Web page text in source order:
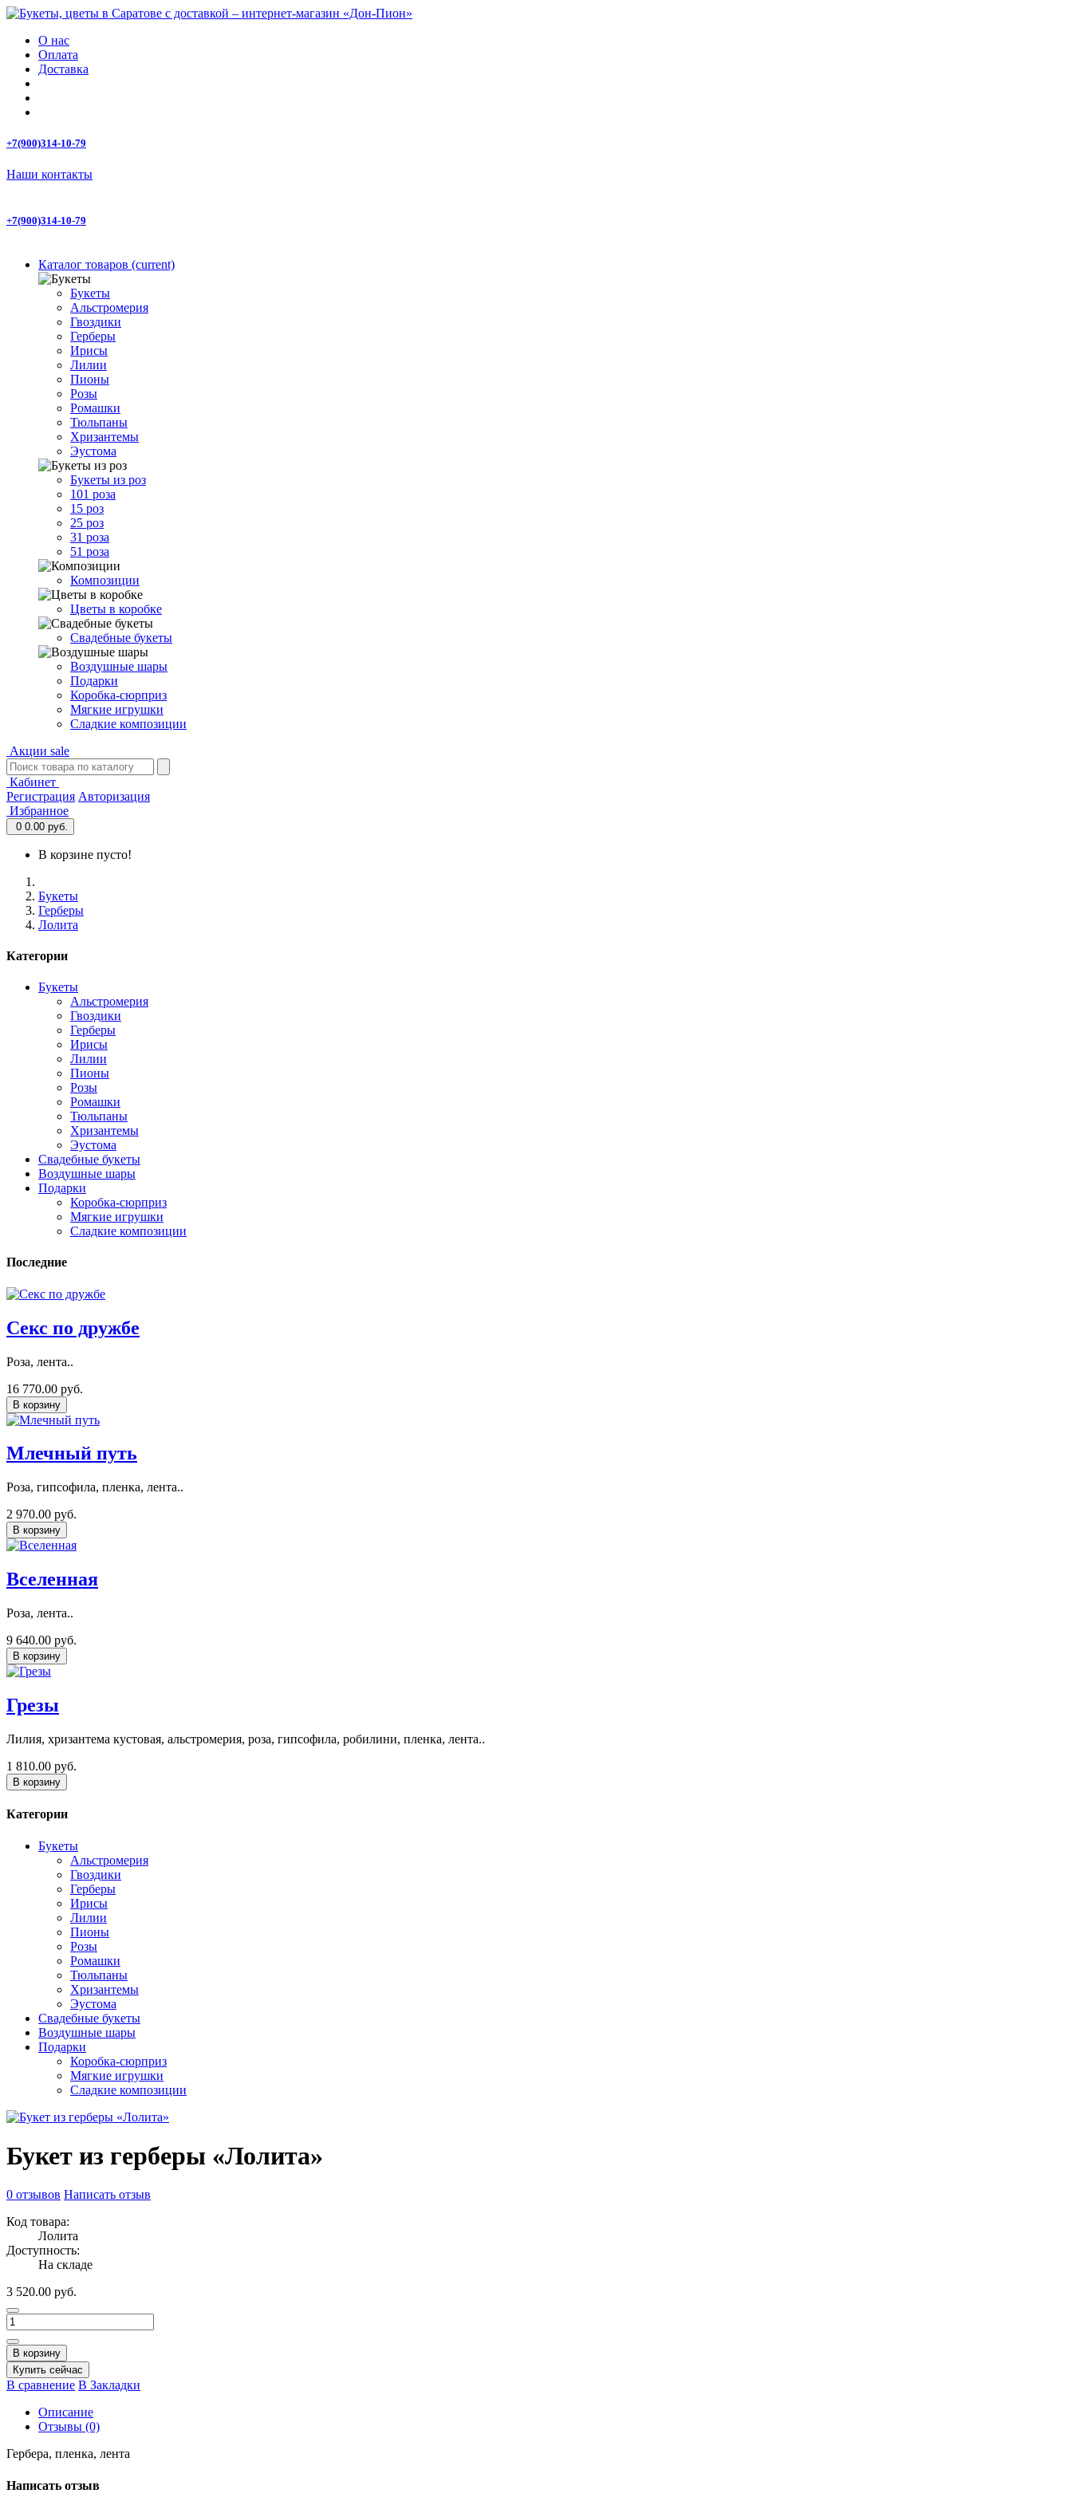
О нас
Оплата
Доставка
+7(900)314-10-79
Наши контакты
+7(900)314-10-79
Каталог товаров (current)
Букеты
Альстромерия
Гвоздики
Герберы
Ирисы
Лилии
Пионы
Розы
Ромашки
Тюльпаны
Хризантемы
Эустома
Букеты из роз
101 роза
15 роз
25 роз
31 роза
51 роза
Композиции
Цветы в коробке
Свадебные букеты
Воздушные шары
Подарки
Коробка-сюрприз
Мягкие игрушки
Сладкие композиции
Акции sale
Кабинет
Регистрация Авторизация
Избранное
0 0.00 руб.
В корзине пусто!
Букеты
Герберы
Лолита
Категории
Букеты
Альстромерия
Гвоздики
Герберы
Ирисы
Лилии
Пионы
Розы
Ромашки
Тюльпаны
Хризантемы
Эустома
Свадебные букеты
Воздушные шары
Подарки
Коробка-сюрприз
Мягкие игрушки
Сладкие композиции
Последние
Секс по дружбе
Роза, лента..
16 770.00 руб.
В корзину
Млечный путь
Роза, гипсофила, пленка, лента..
2 970.00 руб.
В корзину
Вселенная
Роза, лента..
9 640.00 руб.
В корзину
Грезы
Лилия, хризантема кустовая, альстромерия, роза, гипсофила, робилини, пленка, лента..
1 810.00 руб.
В корзину
Категории
Букеты
Альстромерия
Гвоздики
Герберы
Ирисы
Лилии
Пионы
Розы
Ромашки
Тюльпаны
Хризантемы
Эустома
Свадебные букеты
Воздушные шары
Подарки
Коробка-сюрприз
Мягкие игрушки
Сладкие композиции
Букет из герберы «Лолита»
0 отзывов Написать отзыв
Код товара:
Лолита
Доступность:
На складе
3 520.00 руб.
В корзину
Купить сейчас
В сравнение В Закладки
Описание
Отзывы (0)
Гербера, пленка, лента
Написать отзыв